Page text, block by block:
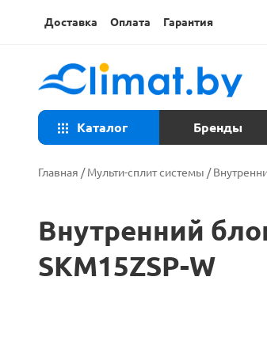
Доставка Оплата Гарантия
Каталог Бренды
Главная /Мульти-сплит системы /
Внутренний
SKM15ZSP-W